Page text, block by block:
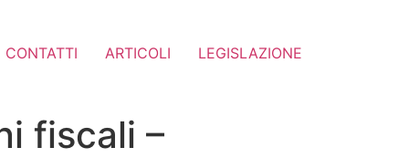
CONTATTI ARTICOLI LEGISLAZIONE
fiscali –